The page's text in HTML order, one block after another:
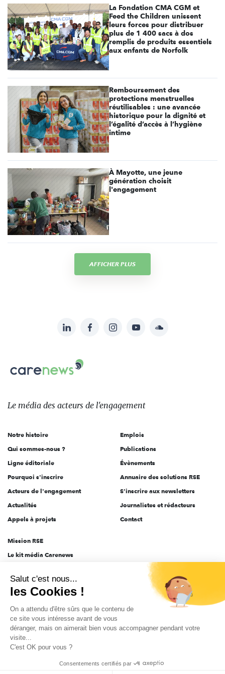
La Fondation CMA CGM et
Feed the Children unissent
leurs forces pour distribuer
plus de 1 400 sacs à dos
remplis de produits essentiels
aux enfants de Norfolk
Remboursement des
protections menstruelles
réutilisables : une avancée
historique pour la dignité et
l’égalité d’accès à l’hygiène
intime
À Mayotte, une jeune
génération choisit
l'engagement
AFFICHER PLUS
sur:
LinkedInFacebookInstagramYouTubeSoundcloud
Le
des
l'engagement
Le média des acteurs de l'engagement
Notre histoire
Qui sommes-nous ?
Ligne éditoriale
Pourquoi s'inscrire
Acteurs de l'engagement
Actualités
Appels à projets
Emplois
Publications
Évènements
Annuaire des solutions RSE
S'inscrire aux newsletters
Journalistes et rédacteurs
Contact
Mission RSE
Le kit média Carenews
AEF info
Novethic
PRODURABLE
Inclusiv Day
Données personnelles Mentions légales 2025-2026 Tout droits réservés
Salut c'est nous...
les Cookies !
On a attendu d'être sûrs que le contenu de
ce site vous intéresse avant de vous
déranger, mais on aimerait bien vous accompagner pendant votre
visite...
C'est OK pour vous ?
Consentements certifiés par